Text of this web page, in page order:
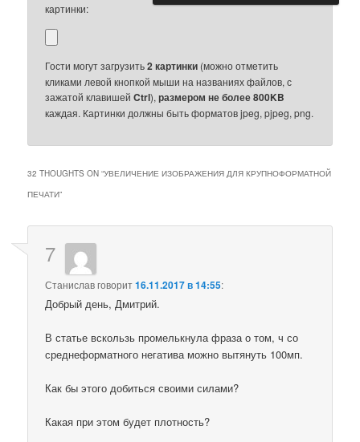
картинки:
Гости могут загрузить2 картинки (можно отметить
кликами левой кнопкой мыши на названиях файлов, с
зажатой клавишейCtrl),размером не более 800KB
каждая. Картинки должны быть форматов jpeg, pjpeg, png.
32 THOUGHTS ON “УВЕЛИЧЕНИЕ ИЗОБРАЖЕНИЯ ДЛЯ КРУПНОФОРМАТНОЙ
ПЕЧАТИ”
7
Станиславговорит16.11.2017 в 14:55:
Добрый день, Дмитрий.
В статье вскользь промелькнула фраза о том, ч со
среднеформатного негатива можно вытянуть 100мп.
Как бы этого добиться своими силами?
Какая при этом будет плотность?